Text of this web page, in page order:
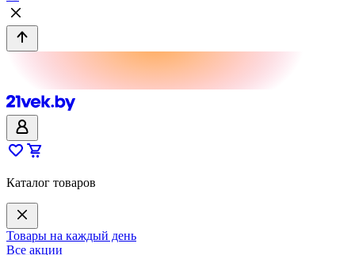
Каталог товаров
Товары на каждый день
Все акции